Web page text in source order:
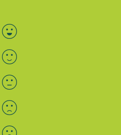
Bewertung auswählen